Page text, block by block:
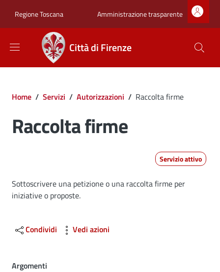
Regione Toscana Zona superiore
Amministrazione trasparente
Città di Firenze
Briciole di pane
Home / Servizi / Autorizzazioni / Raccolta firme
Raccolta firme
Servizio attivo
Dettagli
Sottoscrivere una petizione o una raccolta firme per
iniziative o proposte.
Condividi Vedi azioni
Argomenti